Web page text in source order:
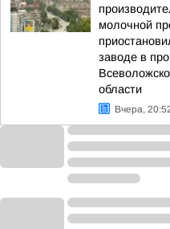
молочной
заводе в
области
Вчера,